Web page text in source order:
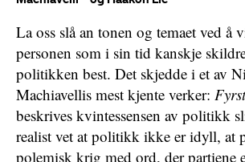
La oss slå an tonen og temaet ved å
personen som i sin tid kanskje
politikken best. Det skjedde i et av
Machiavellis mest kjente verker:
beskrives kvintessensen av politikk
realist vet at politikk ikke er idyll, at
polemisk krig med ord, der partiene